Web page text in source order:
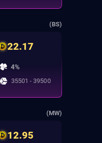
(BS)
22.17
4%
35501 - 39500
(MW)
12.95